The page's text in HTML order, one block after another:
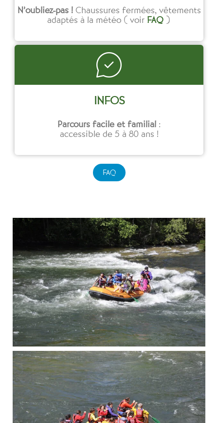
N’oubliez-pas !Chaussures fermées, vêtements
adaptés à la météo ( voir FAQ )
INFOS
Parcours facile et familial :
accessible de 5 à 80 ans !
FAQ